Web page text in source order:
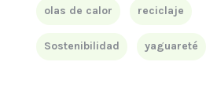
olas de calor reciclaje
Sostenibilidad yaguareté